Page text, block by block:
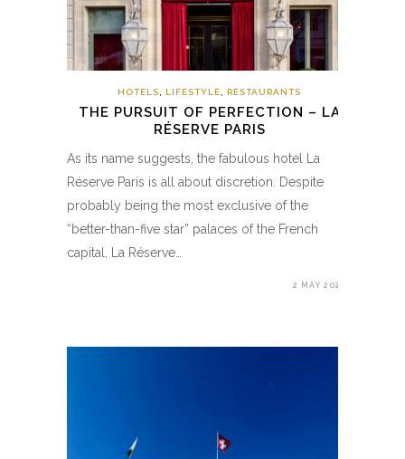
HOTELS, LIFESTYLE, RESTAURANTS
THE PURSUIT OF PERFECTION – LA
RÉSERVE PARIS
As its name suggests, the fabulous hotel La
Réserve Paris is all about discretion. Despite
probably being the most exclusive of the
“better-than-five star” palaces of the French
capital, La Réserve…
2 MAY 2020